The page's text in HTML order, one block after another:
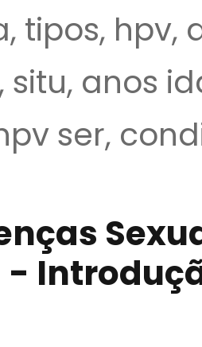
tipos, hpv,
situ, anos
ser,
-